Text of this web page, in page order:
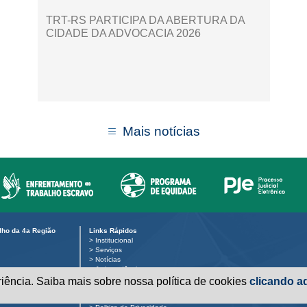
TRT-RS PARTICIPA DA ABERTURA DA
CIDADE DA ADVOCACIA 2026
Mais notícias
da 4a Região
público:
Links Rápidos
> Institucional
> Serviços
> Notícias
>Jurisprudência
>Transparência
Saiba mais sobre nossa política de cookies clicando